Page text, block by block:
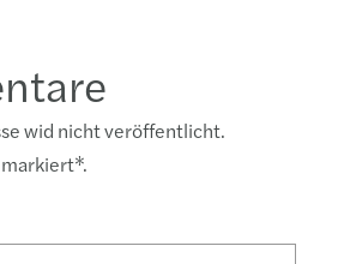
wid nicht veröffentlicht.
*.